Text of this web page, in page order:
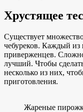
Хрустящее
Существует
чебуреков. Каждый
приверженцев.
лучший. Чтобы
несколько из них,
приготовления.
Жареные